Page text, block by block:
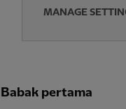
MANAGE
Babak pertama